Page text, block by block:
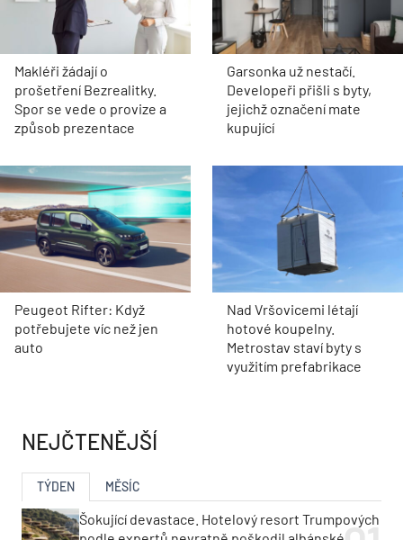
Makléři žádají o
prošetření Bezrealitky.
Spor se vede o provize a
způsob prezentace
Garsonka už nestačí.
Developeři přišli s byty,
jejichž označení mate
kupující
Peugeot Rifter: Když
potřebujete víc než jen
auto
Nad Vršovicemi létají
hotové koupelny.
Metrostav staví byty s
využitím prefabrikace
NEJČTENĚJŠÍ
TÝDEN MĚSÍC
Šokující devastace. Hotelový resort Trumpových